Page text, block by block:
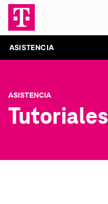
ASISTENCIA
ASISTENCIA
Tutoriales